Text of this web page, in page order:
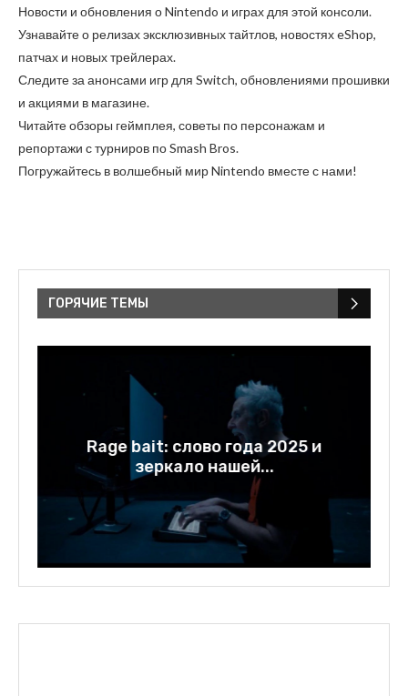
Новости и обновления о Nintendo и играх для этой консоли.
Узнавайте о релизах эксклюзивных тайтлов, новостях eShop,
патчах и новых трейлерах.
Следите за анонсами игр для Switch, обновлениями прошивки
и акциями в магазине.
Читайте обзоры геймплея, советы по персонажам и
репортажи с турниров по Smash Bros.
Погружайтесь в волшебный мир Nintendo вместе с нами!
ГОРЯЧИЕ ТЕМЫ
Rage bait: слово года 2025 и
зеркало нашей...